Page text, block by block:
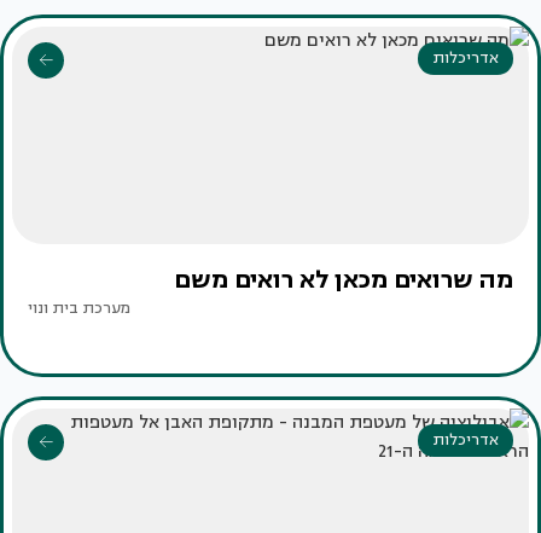
אדריכלות
מה שרואים מכאן לא רואים משם
מערכת בית ונוי
אדריכלות